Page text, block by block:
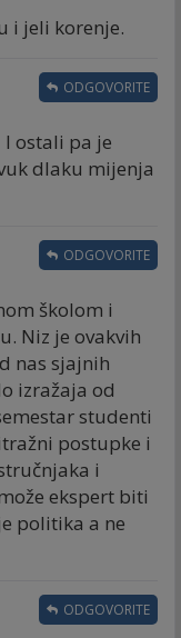
i jeli korenje.
I ostali pa je
dlaku mijenja
ODGOVORITE
školom i
Niz je ovakvih
nas sjajnih
izražaja od
studenti
postupke i
i
ekspert biti
politika a ne
ODGOVORITE
ODGOVORITE